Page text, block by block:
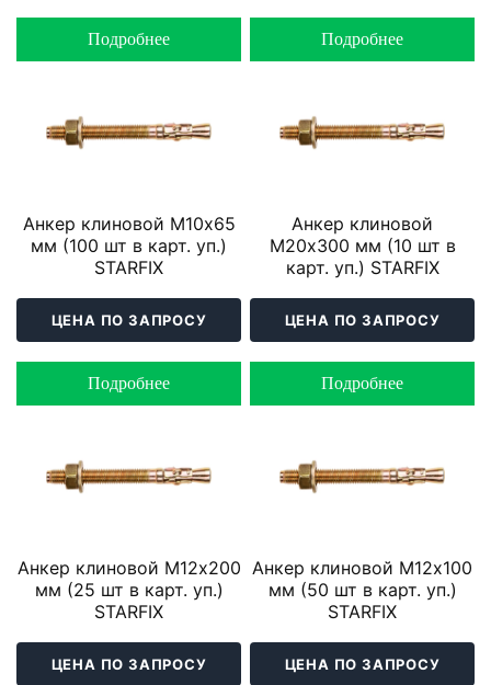
Подробнее Подробнее
Анкер клиновой М10х65
мм (100 шт в карт. уп.)
STARFIX
ЦЕНА ПО ЗАПРОСУ
Подробнее
Анкер клиновой
М20х300 мм (10 шт в
карт. уп.) STARFIX
ЦЕНА ПО ЗАПРОСУ
Подробнее
Анкер клиновой М12х200
мм (25 шт в карт. уп.)
STARFIX
ЦЕНА ПО ЗАПРОСУ
Анкер клиновой М12х100
мм (50 шт в карт. уп.)
STARFIX
ЦЕНА ПО ЗАПРОСУ